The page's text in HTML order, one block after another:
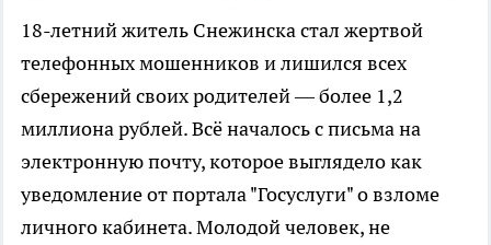
18-летний житель Снежинска стал жертвой
телефонных мошенников и лишился всех
сбережений своих родителей — более 1,2
миллиона рублей. Всё началось с письма на
электронную почту, которое выглядело как
уведомление от портала "Госуслуги" о взломе
личного кабинета. Молодой человек, не